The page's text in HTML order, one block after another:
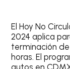
ElHoy No
2024 aplica
terminación de
horas. El
autos en